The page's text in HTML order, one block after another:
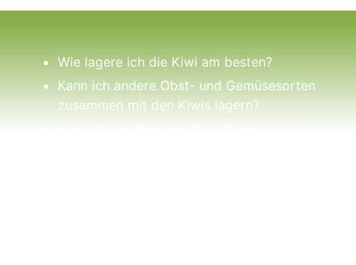
Wie lagere ich die Kiwi am besten?
Kann ich andere Obst- und Gemüsesorten
zusammen mit den Kiwis lagern?